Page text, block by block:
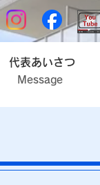
代表あいさつ
Message